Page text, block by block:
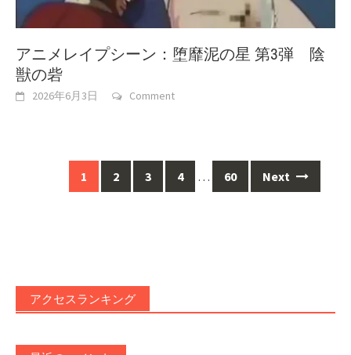
アニメレイプシーン：堕靡泥の星 第3弾 陰
獣の砦
2026年6月3日 Comment
navigation
1 2 3 4 … 60 Next
アクセスランキング